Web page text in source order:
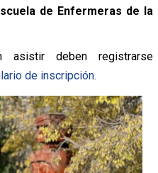
de Enfermeras de la
deben registrarse
de inscripción.